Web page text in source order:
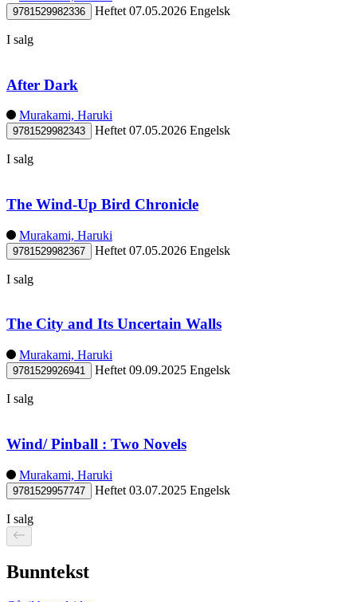
9781529982336 Heftet 07.05.2026 Engelsk
I salg
After Dark
Murakami, Haruki
9781529982343 Heftet 07.05.2026 Engelsk
I salg
The Wind-Up Bird Chronicle
Murakami, Haruki
9781529982367 Heftet 07.05.2026 Engelsk
I salg
The City and Its Uncertain Walls
Murakami, Haruki
9781529926941 Heftet 09.09.2025 Engelsk
I salg
Wind/ Pinball : Two Novels
Murakami, Haruki
9781529957747 Heftet 03.07.2025 Engelsk
I salg
Bunntekst